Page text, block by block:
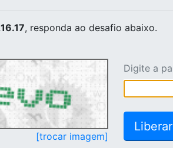
, responda ao desafio abaixo.
[trocar imagem]
Digite a